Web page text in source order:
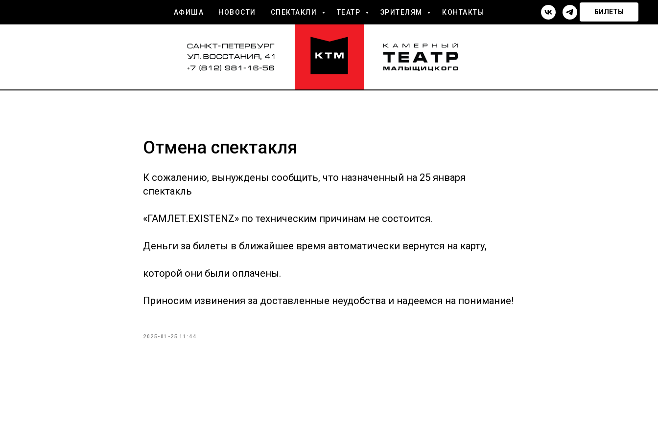
АФИША НОВОСТИ СПЕКТАКЛИ ТЕАТР ЗРИТЕЛЯМ КОНТАКТЫ БИЛЕТЫ
Отмена спектакля
К сожалению, вынуждены сообщить, что назначенный на 25 января
спектакль
«ГАМЛЕТ.EXISTENZ» по техническим причинам не состоится.
Деньги за билеты в ближайшее время автоматически вернутся на карту,
которой они были оплачены.
Приносим извинения за доставленные неудобства и надеемся на понимание!
2025-01-25 11:44